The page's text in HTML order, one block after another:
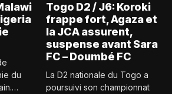
du
Togo D2 / J6: Koroki
frappe fort, Agaza et
la JCA assurent,
suspense avant Sara
FC – Doumbé FC
La D2 nationale du Togo a
poursuivi son championnat